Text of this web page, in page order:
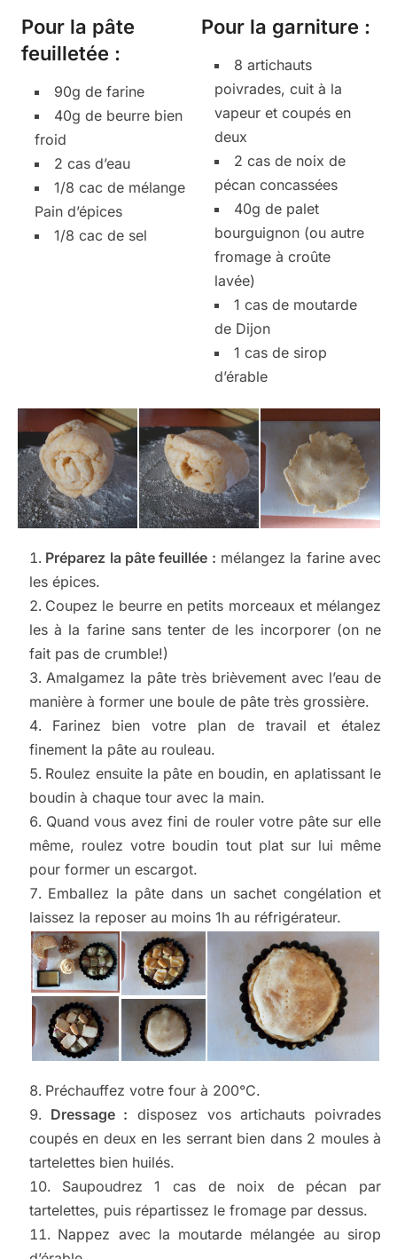
Pour la pâte
feuilletée :
90g de farine
40g de beurre bien
froid
2 cas d’eau
1/8 cac de mélange
Pain d’épices
1/8 cac de sel
Pour la garniture :
8 artichauts
poivrades, cuit à la
vapeur et coupés en
deux
2 cas de noix de
pécan concassées
40g de palet
bourguignon (ou autre
fromage à croûte
lavée)
1 cas de moutarde
de Dijon
1 cas de sirop
d’érable
Préparez la pâte feuillée : mélangez la farine avec
les épices.
Coupez le beurre en petits morceaux et mélangez
les à la farine sans tenter de les incorporer (on ne
fait pas de crumble!)
Amalgamez la pâte très brièvement avec l’eau de
manière à former une boule de pâte très grossière.
Farinez bien votre plan de travail et étalez
finement la pâte au rouleau.
Roulez ensuite la pâte en boudin, en aplatissant le
boudin à chaque tour avec la main.
Quand vous avez fini de rouler votre pâte sur elle
même, roulez votre boudin tout plat sur lui même
pour former un escargot.
Emballez la pâte dans un sachet congélation et
laissez la reposer au moins 1h au réfrigérateur.
Préchauffez votre four à 200°C.
Dressage : disposez vos artichauts poivrades
coupés en deux en les serrant bien dans 2 moules à
tartelettes bien huilés.
Saupoudrez 1 cas de noix de pécan par
tartelettes, puis répartissez le fromage par dessus.
Nappez avec la moutarde mélangée au sirop